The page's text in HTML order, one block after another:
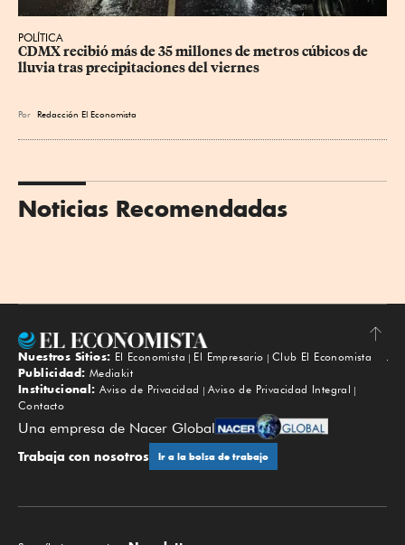
POLÍTICA
CDMX recibió más de 35 millones de metros cúbicos de
lluvia tras precipitaciones del viernes
Por Redacción El Economista
Noticias Recomendadas
Subir
Nuestros Sitios: El Economista El Empresario
Club El Economista
Publicidad: Mediakit
Institucional: Aviso de Privacidad
Aviso de Privacidad Integral
Contacto
Una empresa de Nacer Global
Trabaja con nosotros Ir a la bolsa de trabajo